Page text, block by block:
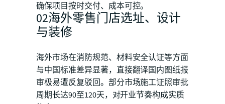
确保项目按时交付、成本可控。
02海外零售门店选址、设计
与装修
海外市场在消防规范、材料安全认证等方面
与中国标准差异显著，直接翻译国内图纸报
审极易遭反复驳回。部分市场施工证照审批
周期长达90至120天，对开业节奏构成实质